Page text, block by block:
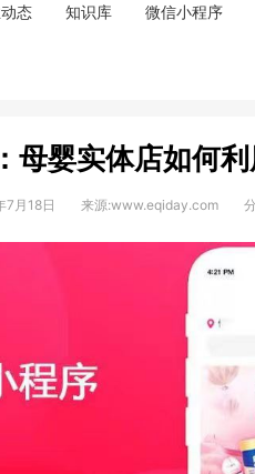
态 知识库 微信小程序
母婴实体店如何
7月18日 来源:www.eqiday.com